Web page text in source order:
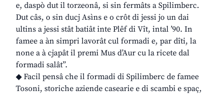
e, daspò dut il torzeonâ, si sin fermâts a Spilimberc.
Dut câs, o sin ducj Asìns e o crôt di jessi jo un dai
ultins a jessi stât batiât inte Plêf di Vît, intal ’90. In
famee a àn simpri lavorât cul formadi e, par dîti, la
none a à cjapât il premi Mus d’Aur cu la ricete dal
formadi salât”.
◆ Facil pensâ che il formadi di Spilimberc de famee
Tosoni, storiche aziende casearie e di scambi e spaç,